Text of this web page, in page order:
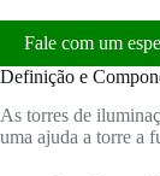
Fale com um
Definição e
As torres de
uma ajuda a torre a